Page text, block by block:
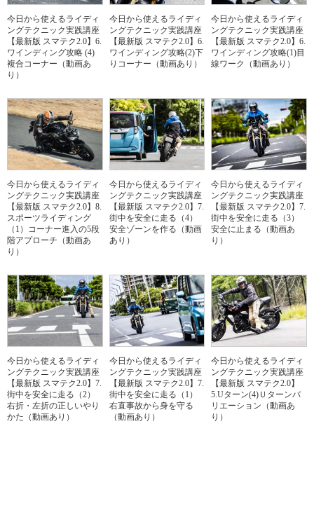
今日から使えるライディ
ングテクニック実践講座
【最新版 スマテク2.0】6.
ワインディング攻略 (4)
複合コーナー（動画あ
り）
今日から使えるライディ
ングテクニック実践講座
【最新版 スマテク2.0】6.
ワインディング攻略(2)下
りコーナー（動画あり）
今日から使えるライディ
ングテクニック実践講座
【最新版 スマテク2.0】6.
ワインディング攻略(1)目
線ワーク（動画あり）
今日から使えるライディ
ングテクニック実践講座
【最新版 スマテク2.0】8.
スポーツライディング
（1）コーナー進入の5段
階アプローチ（動画あ
り）
今日から使えるライディ
ングテクニック実践講座
【最新版 スマテク2.0】7.
街中を安全に走る（4）
安全ゾーンを作る（動画
あり）
今日から使えるライディ
ングテクニック実践講座
【最新版 スマテク2.0】7.
街中を安全に走る（3）
安全に止まる（動画あ
り）
今日から使えるライディ
ングテクニック実践講座
【最新版 スマテク2.0】7.
街中を安全に走る（2）
右折・左折の正しいやり
かた（動画あり）
今日から使えるライディ
ングテクニック実践講座
【最新版 スマテク2.0】7.
街中を安全に走る（1）
右直事故から身を守る
（動画あり）
今日から使えるライディ
ングテクニック実践講座
【最新版 スマテク2.0】
5.Uターン(4)Ｕターンバ
リエーション（動画あ
り）